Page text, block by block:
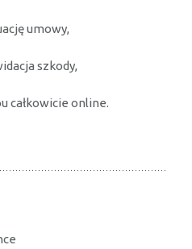
umowy,
szkody,
całkowicie online.